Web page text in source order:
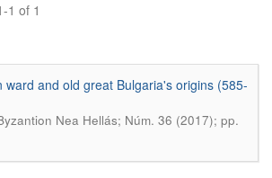
1 of 1
and old great Bulgaria's origins (585-
Nea Hellás; Núm. 36 (2017); pp.